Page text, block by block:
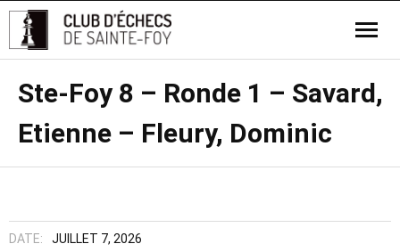
Ste-Foy 8 – Ronde 1 – Savard,
Etienne – Fleury, Dominic
DATE:
JUILLET 7, 2026